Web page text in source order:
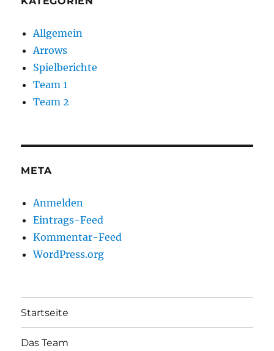
Allgemein
Arrows
Spielberichte
Team 1
Team 2
META
Anmelden
Eintrags-Feed
Kommentar-Feed
WordPress.org
Startseite
Das Team